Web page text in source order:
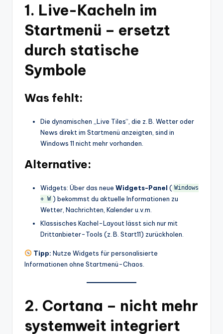
1. Live-Kacheln im
Startmenü – ersetzt
durch statische
Symbole
Was fehlt:
Die dynamischen „Live Tiles“, die z. B. Wetter oder
News direkt im Startmenü anzeigten, sind in
Windows 11 nicht mehr vorhanden.
Alternative:
Widgets: Über das neue Widgets-Panel ( Windows
+ W ) bekommst du aktuelle Informationen zu
Wetter, Nachrichten, Kalender u.v.m.
Klassisches Kachel-Layout lässt sich nur mit
Drittanbieter-Tools (z. B. Start11) zurückholen.
Tipp: Nutze Widgets für personalisierte
Informationen ohne Startmenü-Chaos.
2. Cortana – nicht mehr
systemweit integriert